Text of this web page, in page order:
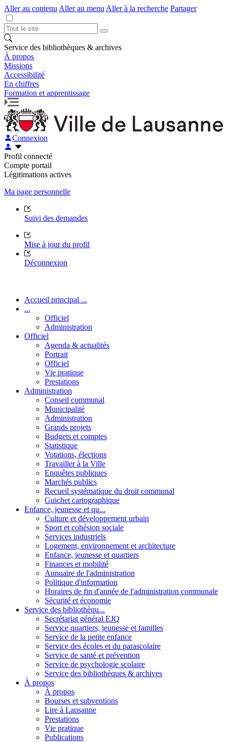
Aller au contenu Aller au menu Aller à la recherche Partager
Service des bibliothèques & archives
À propos
Missions
Accessibilité
En chiffres
Formation et apprentissage
Connexion
Profil connecté
Compte portail
Légitimations actives
Ma page personnelle
Suivi des demandes
Mise à jour du profil
Déconnexion
Accueil principal ...
...
Officiel
Administration
Officiel
Agenda & actualités
Portrait
Officiel
Vie pratique
Prestations
Administration
Conseil communal
Municipalité
Administration
Grands projets
Budgets et comptes
Statistique
Votations, élections
Travailler à la Ville
Enquêtes publiques
Marchés publics
Recueil systématique du droit communal
Guichet cartographique
Enfance, jeunesse et qu...
Culture et développement urbain
Sport et cohésion sociale
Services industriels
Logement, environnement et architecture
Enfance, jeunesse et quartiers
Finances et mobilité
Annuaire de l'administration
Politique d'information
Horaires de fin d'année de l'administration communale
Sécurité et économie
Service des bibliothèqu...
Secrétariat général EJQ
Service quartiers, jeunesse et familles
Service de la petite enfance
Service des écoles et du parascolaire
Service de santé et prévention
Service de psychologie scolaire
Service des bibliothèques & archives
À propos
À propos
Bourses et subventions
Lire à Lausanne
Prestations
Vie pratique
Publications